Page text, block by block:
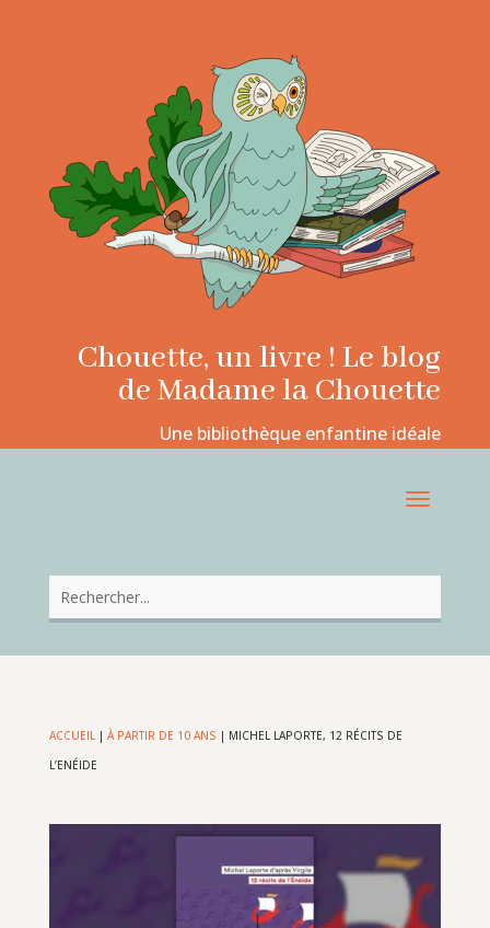
Chouette, un livre ! Le blog
de Madame la Chouette
Une bibliothèque enfantine idéale
ACCUEIL| À PARTIR DE 10 ANS | MICHEL LAPORTE, 12 RÉCITS DE
L’ENÉIDE